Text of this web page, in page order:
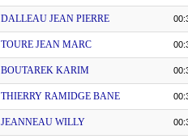
DALLEAU JEAN PIERRE
TOURE JEAN MARC
BOUTAREK KARIM
THIERRY RAMIDGE BANE
JEANNEAU WILLY